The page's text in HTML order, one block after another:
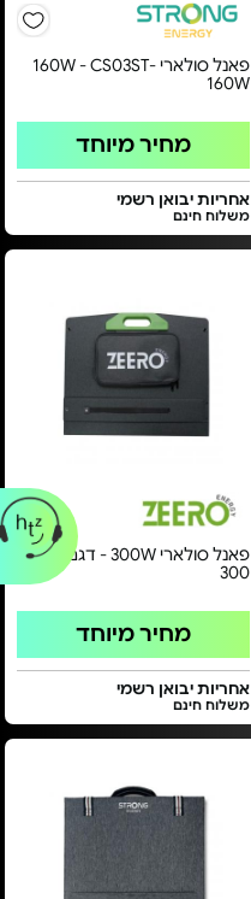
פאנל סולארי 160W - CS03ST-
160W
מחיר מיוחד
אחריות יבואן רשמי
משלוח חינם
פאנל סולארי 300W - דגם SP-
300
מחיר מיוחד
אחריות יבואן רשמי
משלוח חינם